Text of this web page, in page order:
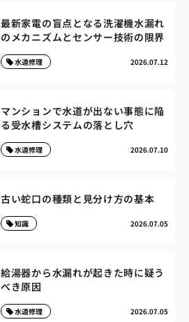
最新家電の盲点となる洗濯機水漏れ
のメカニズムとセンサー技術の限界
2026.07.12
水道修理
マンションで水道が出ない事態に陥
る受水槽システムの落とし穴
2026.07.10
水道修理
古い蛇口の種類と見分け方の基本
2026.07.05
知識
給湯器から水漏れが起きた時に疑う
べき原因
2026.07.05
水道修理